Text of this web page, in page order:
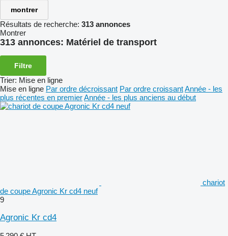
montrer
Résultats de recherche: 313 annonces
Montrer
313 annonces: Matériel de transport
Filtre
Trier: Mise en ligne
Mise en ligne Par ordre décroissant Par ordre croissantAnnée - les
plus récentes en premierAnnée - les plus anciens au début
chariot
de coupe Agronic Kr cd4 neuf
9
Agronic Kr cd4